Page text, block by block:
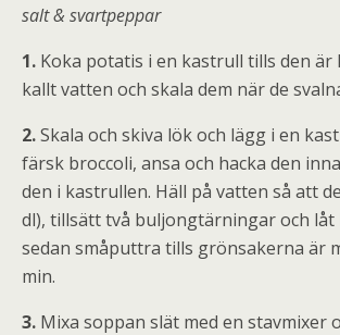
salt & svartpeppar
1. Koka potatis i en kastrull tills den är
kallt vatten och skala dem när de
2.Skala och skiva lök och lägg i en
färsk broccoli, ansa och hacka den
den i kastrullen. Häll på vatten så att
dl), tillsätt två buljongtärningar och låt
sedan småputtra tills grönsakerna är
min.
3. Mixa soppan slät med en stavmixer